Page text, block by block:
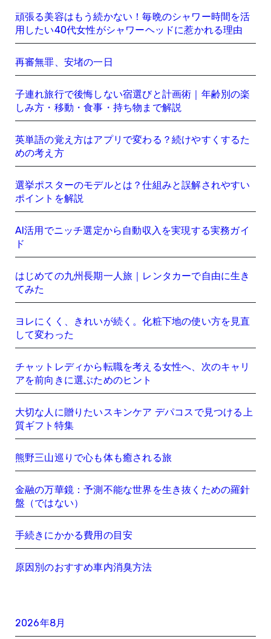
頑張る美容はもう続かない！毎晩のシャワー時間を活
用したい40代女性がシャワーヘッドに惹かれる理由
再審無罪、安堵の一日
子連れ旅行で後悔しない宿選びと計画術｜年齢別の楽
しみ方・移動・食事・持ち物まで解説
英単語の覚え方はアプリで変わる？続けやすくするた
めの考え方
選挙ポスターのモデルとは？仕組みと誤解されやすい
ポイントを解説
AI活用でニッチ選定から自動収入を実現する実務ガイ
ド
はじめての九州長期一人旅｜レンタカーで自由に生き
てみた
ヨレにくく、きれいが続く。化粧下地の使い方を見直
して変わった
チャットレディから転職を考える女性へ、次のキャリ
アを前向きに選ぶためのヒント
大切な人に贈りたいスキンケア デパコスで見つける上
質ギフト特集
熊野三山巡りで心も体も癒される旅
金融の万華鏡：予測不能な世界を生き抜くための羅針
盤（ではない）
手続きにかかる費用の目安
原因別のおすすめ車内消臭方法
2026年8月